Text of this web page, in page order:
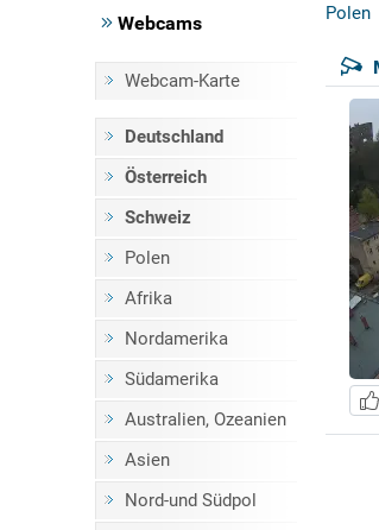
Webcams
Webcam-Karte
Deutschland
Österreich
Schweiz
Polen
Afrika
Nordamerika
Südamerika
Australien, Ozeanien
Asien
Nord-und Südpol
Polen